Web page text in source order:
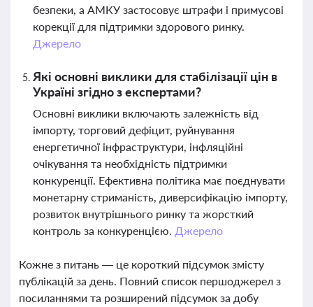
безпеки, а АМКУ застосовує штрафи і примусові
корекції для підтримки здорового ринку.
Джерело
Які основні виклики для стабілізації цін в
Україні згідно з експертами?
Основні виклики включають залежність від
імпорту, торговий дефіцит, руйнування
енергетичної інфраструктури, інфляційні
очікування та необхідність підтримки
конкуренції. Ефективна політика має поєднувати
монетарну стриманість, диверсифікацію імпорту,
розвиток внутрішнього ринку та жорсткий
контроль за конкуренцією. Джерело
Кожне з питань — це короткий підсумок змісту
публікацій за день. Повний список першоджерел з
посиланнями та розширений підсумок за добу